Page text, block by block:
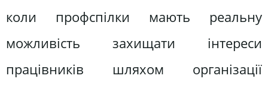
коли профспілки мають реальну
можливість захищати інтереси
працівників шляхом організації